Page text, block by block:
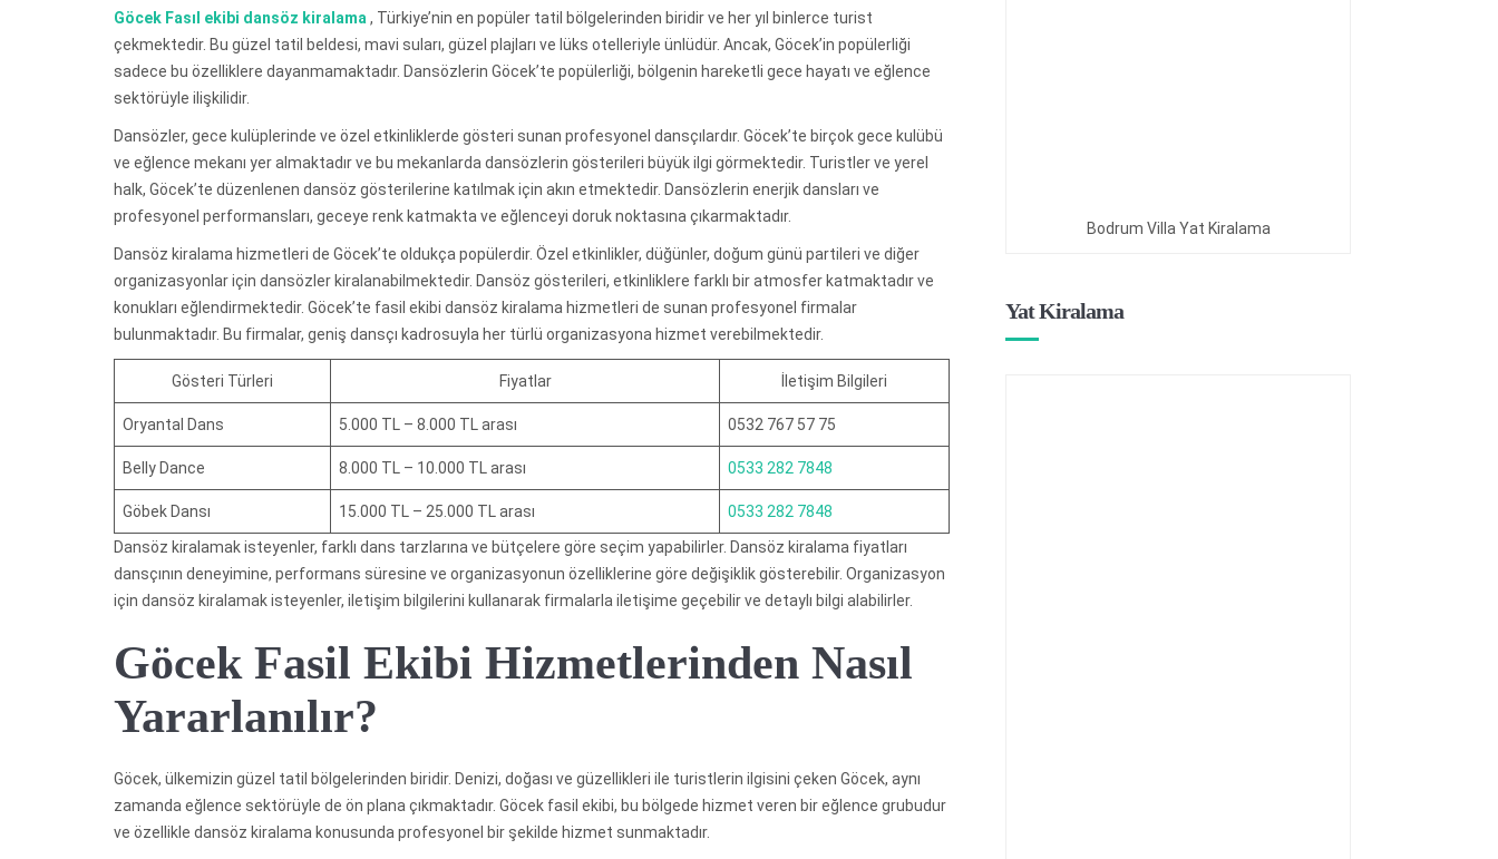
Göcek Fasıl ekibi dansöz kiralama , Türkiye’nin en popüler tatil bölgelerinden biridir ve her yıl binlerce turist
çekmektedir. Bu güzel tatil beldesi, mavi suları, güzel plajları ve lüks otelleriyle ünlüdür. Ancak, Göcek’in popülerliği
sadece bu özelliklere dayanmamaktadır. Dansözlerin Göcek’te popülerliği, bölgenin hareketli gece hayatı ve eğlence
sektörüyle ilişkilidir.
Dansözler, gece kulüplerinde ve özel etkinliklerde gösteri sunan profesyonel dansçılardır. Göcek’te birçok gece kulübü
ve eğlence mekanı yer almaktadır ve bu mekanlarda dansözlerin gösterileri büyük ilgi görmektedir. Turistler ve yerel
halk, Göcek’te düzenlenen dansöz gösterilerine katılmak için akın etmektedir. Dansözlerin enerjik dansları ve
profesyonel performansları, geceye renk katmakta ve eğlenceyi doruk noktasına çıkarmaktadır.
Dansöz kiralama hizmetleri de Göcek’te oldukça popülerdir. Özel etkinlikler, düğünler, doğum günü partileri ve diğer
organizasyonlar için dansözler kiralanabilmektedir. Dansöz gösterileri, etkinliklere farklı bir atmosfer katmaktadır ve
konukları eğlendirmektedir. Göcek’te fasil ekibi dansöz kiralama hizmetleri de sunan profesyonel firmalar
bulunmaktadır. Bu firmalar, geniş dansçı kadrosuyla her türlü organizasyona hizmet verebilmektedir.
Gösteri Türleri Fiyatlar İletişim Bilgileri
Oryantal Dans 5.000 TL – 8.000 TL arası 0532 767 57 75
Belly Dance 8.000 TL – 10.000 TL arası 0533 282 7848
Göbek Dansı 15.000 TL – 25.000 TL arası
0533 282 7848
Dansöz kiralamak isteyenler, farklı dans tarzlarına ve bütçelere göre seçim yapabilirler. Dansöz kiralama fiyatları
dansçının deneyimine, performans süresine ve organizasyonun özelliklerine göre değişiklik gösterebilir. Organizasyon
için dansöz kiralamak isteyenler, iletişim bilgilerini kullanarak firmalarla iletişime geçebilir ve detaylı bilgi alabilirler.
Göcek Fasil Ekibi Hizmetlerinden Nasıl
Yararlanılır?
Göcek, ülkemizin güzel tatil bölgelerinden biridir. Denizi, doğası ve güzellikleri ile turistlerin ilgisini çeken Göcek, aynı
zamanda eğlence sektörüyle de ön plana çıkmaktadır. Göcek fasil ekibi, bu bölgede hizmet veren bir eğlence grubudur
ve özellikle dansöz kiralama konusunda profesyonel bir şekilde hizmet sunmaktadır.
Bodrum Villa Yat Kiralama
Yat Kiralama